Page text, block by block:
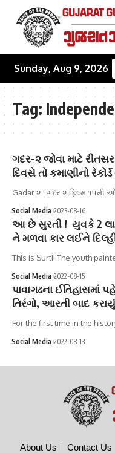
Sunday, Aug 9, 2026
Tag:
ગદર-૨ જોવા માટે
દિવસે તો કમાણીનો
Gadar ૨ : ગદર ૨ ફિલ્મ
Social Media 2023-08-16
આ છે સુરતી ! યુવકે 2
ને મળવા કાર લઈને
This is Surti! The youth
Social Media 2022-08-15
પાવાગઢના ઈતિહાસમાં
તિરંગો, આરતી બાદ કરાયું
For the first time in the
Social Media 2022-08-13
About Us Contact Us